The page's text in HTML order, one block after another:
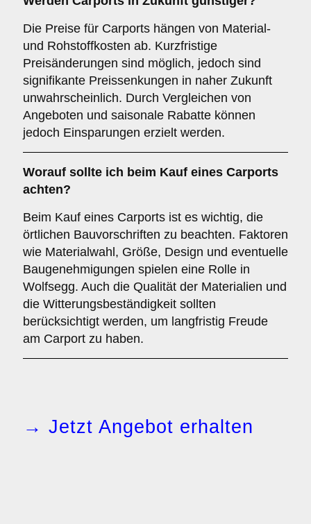
Die Preise für Carports hängen von Material-
und Rohstoffkosten ab. Kurzfristige
Preisänderungen sind möglich, jedoch sind
signifikante Preissenkungen in naher Zukunft
unwahrscheinlich. Durch Vergleichen von
Angeboten und saisonale Rabatte können
jedoch Einsparungen erzielt werden.
Worauf sollte ich beim Kauf eines Carports
achten?
Beim Kauf eines Carports ist es wichtig, die
örtlichen Bauvorschriften zu beachten. Faktoren
wie Materialwahl, Größe, Design und eventuelle
Baugenehmigungen spielen eine Rolle in
Wolfsegg. Auch die Qualität der Materialien und
die Witterungsbeständigkeit sollten
berücksichtigt werden, um langfristig Freude
am Carport zu haben.
→ Jetzt Angebot erhalten